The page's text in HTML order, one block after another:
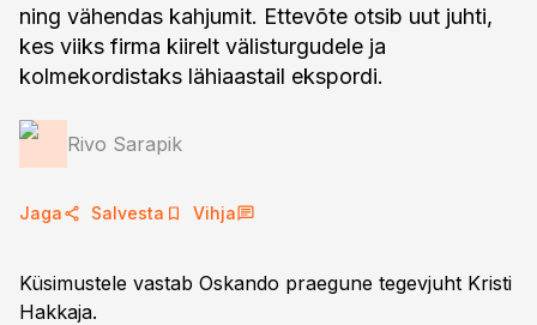
ning vähendas kahjumit. Ettevõte otsib uut juhti,
kes viiks firma kiirelt välisturgudele ja
kolmekordistaks lähiaastail ekspordi.
Rivo Sarapik
Jaga Salvesta Vihja
Küsimustele vastab Oskando praegune tegevjuht Kristi
Hakkaja.